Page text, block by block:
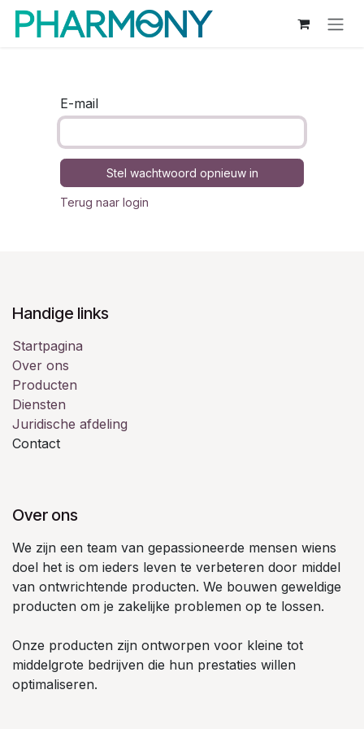
Overslaan naar inhoud
E-mail
Stel wachtwoord opnieuw in
Terug naar login
Handige links
Startpagina
Over ons
Producten
Diensten
Juridische afdeling
Contact
Over ons
We zijn een team van gepassioneerde mensen wiens
doel het is om ieders leven te verbeteren door middel
van ontwrichtende producten. We bouwen geweldige
producten om je zakelijke problemen op te lossen.
Onze producten zijn ontworpen voor kleine tot
middelgrote bedrijven die hun prestaties willen
optimaliseren.